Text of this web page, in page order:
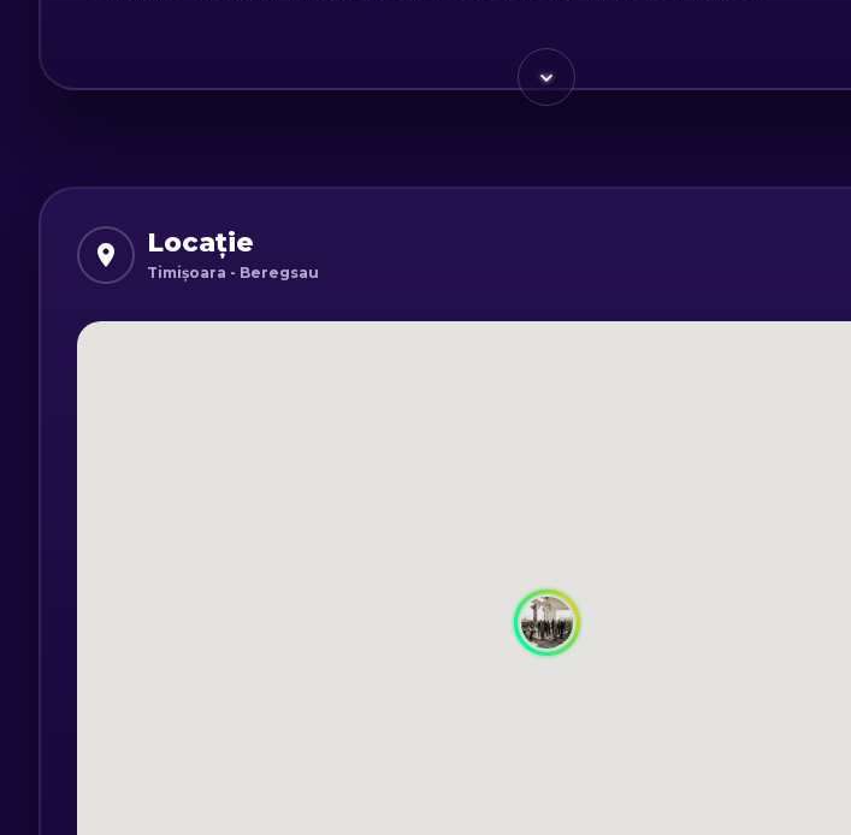
Pentru cereri vă rugăm să ne contactați la adresa de email
Locație
Timișoara - Beregsau